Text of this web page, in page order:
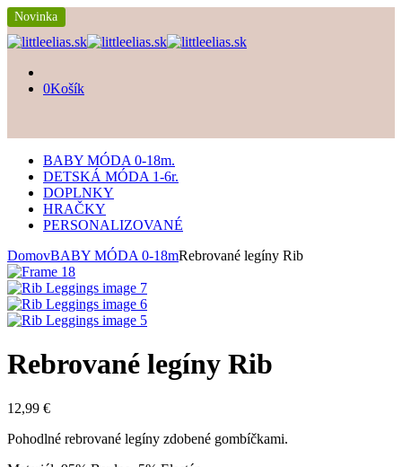
0Košík
BABY MÓDA 0-18m.
DETSKÁ MÓDA 1-6r.
DOPLNKY
HRAČKY
PERSONALIZOVANÉ
DomovBABY MÓDA 0-18mRebrované legíny Rib
Rebrované legíny Rib
12,99 €
Pohodlné rebrované legíny zdobené gombíčkami.
Novinka